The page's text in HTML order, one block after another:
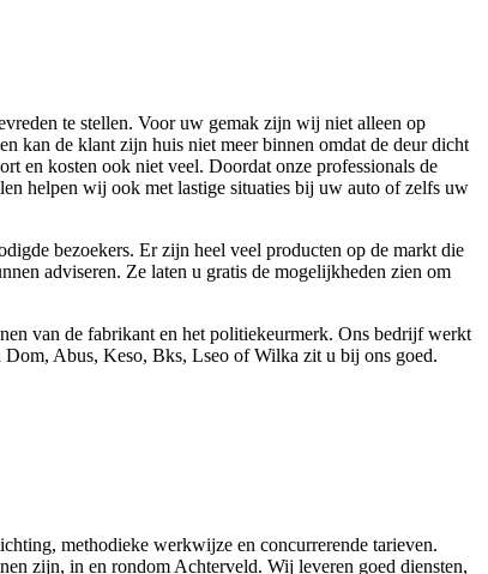
te stellen. Voor uw gemak zijn wij niet alleen op
kan de klant zijn huis niet meer binnen omdat de deur dicht
en kosten ook niet veel. Doordat onze professionals de
helpen wij ook met lastige situaties bij uw auto of zelfs uw
bezoekers. Er zijn heel veel producten op de markt die
adviseren. Ze laten u gratis de mogelijkheden zien om
van de fabrikant en het politiekeurmerk. Ons bedrijf werkt
Dom, Abus, Keso, Bks, Lseo of Wilka zit u bij ons goed.
methodieke werkwijze en concurrerende tarieven.
zijn, in en rondom Achterveld. Wij leveren goed diensten,